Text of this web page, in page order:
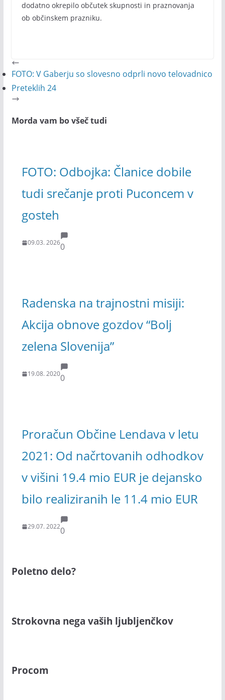
dodatno okrepilo občutek skupnosti in praznovanja
ob občinskem prazniku.
FOTO: V Gaberju so slovesno odprli novo telovadnico
Preteklih 24
Morda vam bo všeč tudi
FOTO: Odbojka: Članice dobile
tudi srečanje proti Puconcem v
gosteh
09.03. 20260
Radenska na trajnostni misiji:
Akcija obnove gozdov “Bolj
zelena Slovenija”
19.08. 20200
Proračun Občine Lendava v letu
2021: Od načrtovanih odhodkov
v višini 19.4 mio EUR je dejansko
bilo realiziranih le 11.4 mio EUR
29.07. 20220
Poletno delo?
Strokovna nega vaših ljubljenčkov
Procom